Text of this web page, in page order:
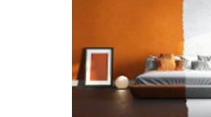
Объявления